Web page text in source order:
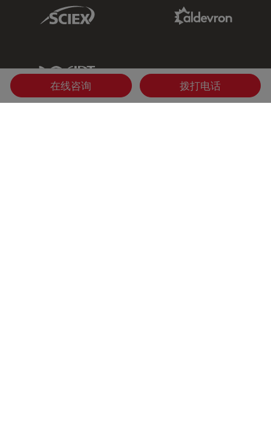
Sciex Link
IDT Link
在线咨询 拨打电话